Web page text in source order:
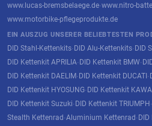
www.lucas-bremsbelaege.de·www.nitro-
www.motorbike-pflegeprodukte.de
EIN AUSZUG UNSERER BELIEBTESTEN
DID Stahl-Kettenkits· DID Alu-Kettenkits· DID
DID Kettenkit APRILIA· DID Kettenkit BMW·
DID Kettenkit DAELIM· DID Kettenkit DUCATI·
DID Kettenkit HYOSUNG· DID Kettenkit
DID Kettenkit Suzuki· DID Kettenkit TRIUMPH·
Stealth Kettenrad·Aluminium Kettenrad·